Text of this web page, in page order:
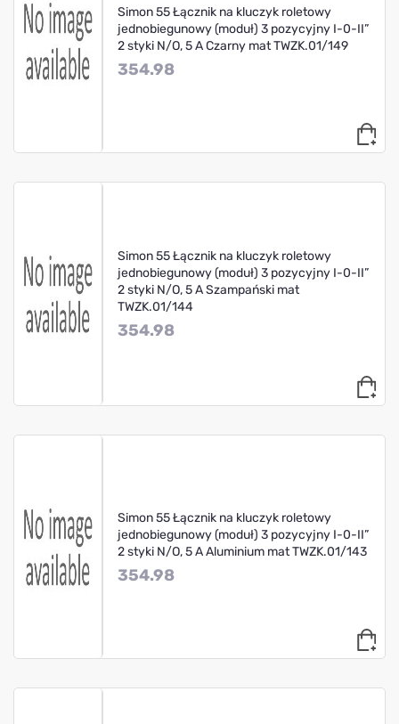
Simon 55 Łącznik na kluczyk roletowy
jednobiegunowy (moduł) 3 pozycyjny I-0-II”
2 styki N/O, 5 A Czarny mat TWZK.01/149
354.98
Simon 55 Łącznik na kluczyk roletowy
jednobiegunowy (moduł) 3 pozycyjny I-0-II”
2 styki N/O, 5 A Szampański mat
TWZK.01/144
354.98
Simon 55 Łącznik na kluczyk roletowy
jednobiegunowy (moduł) 3 pozycyjny I-0-II”
2 styki N/O, 5 A Aluminium mat TWZK.01/143
354.98